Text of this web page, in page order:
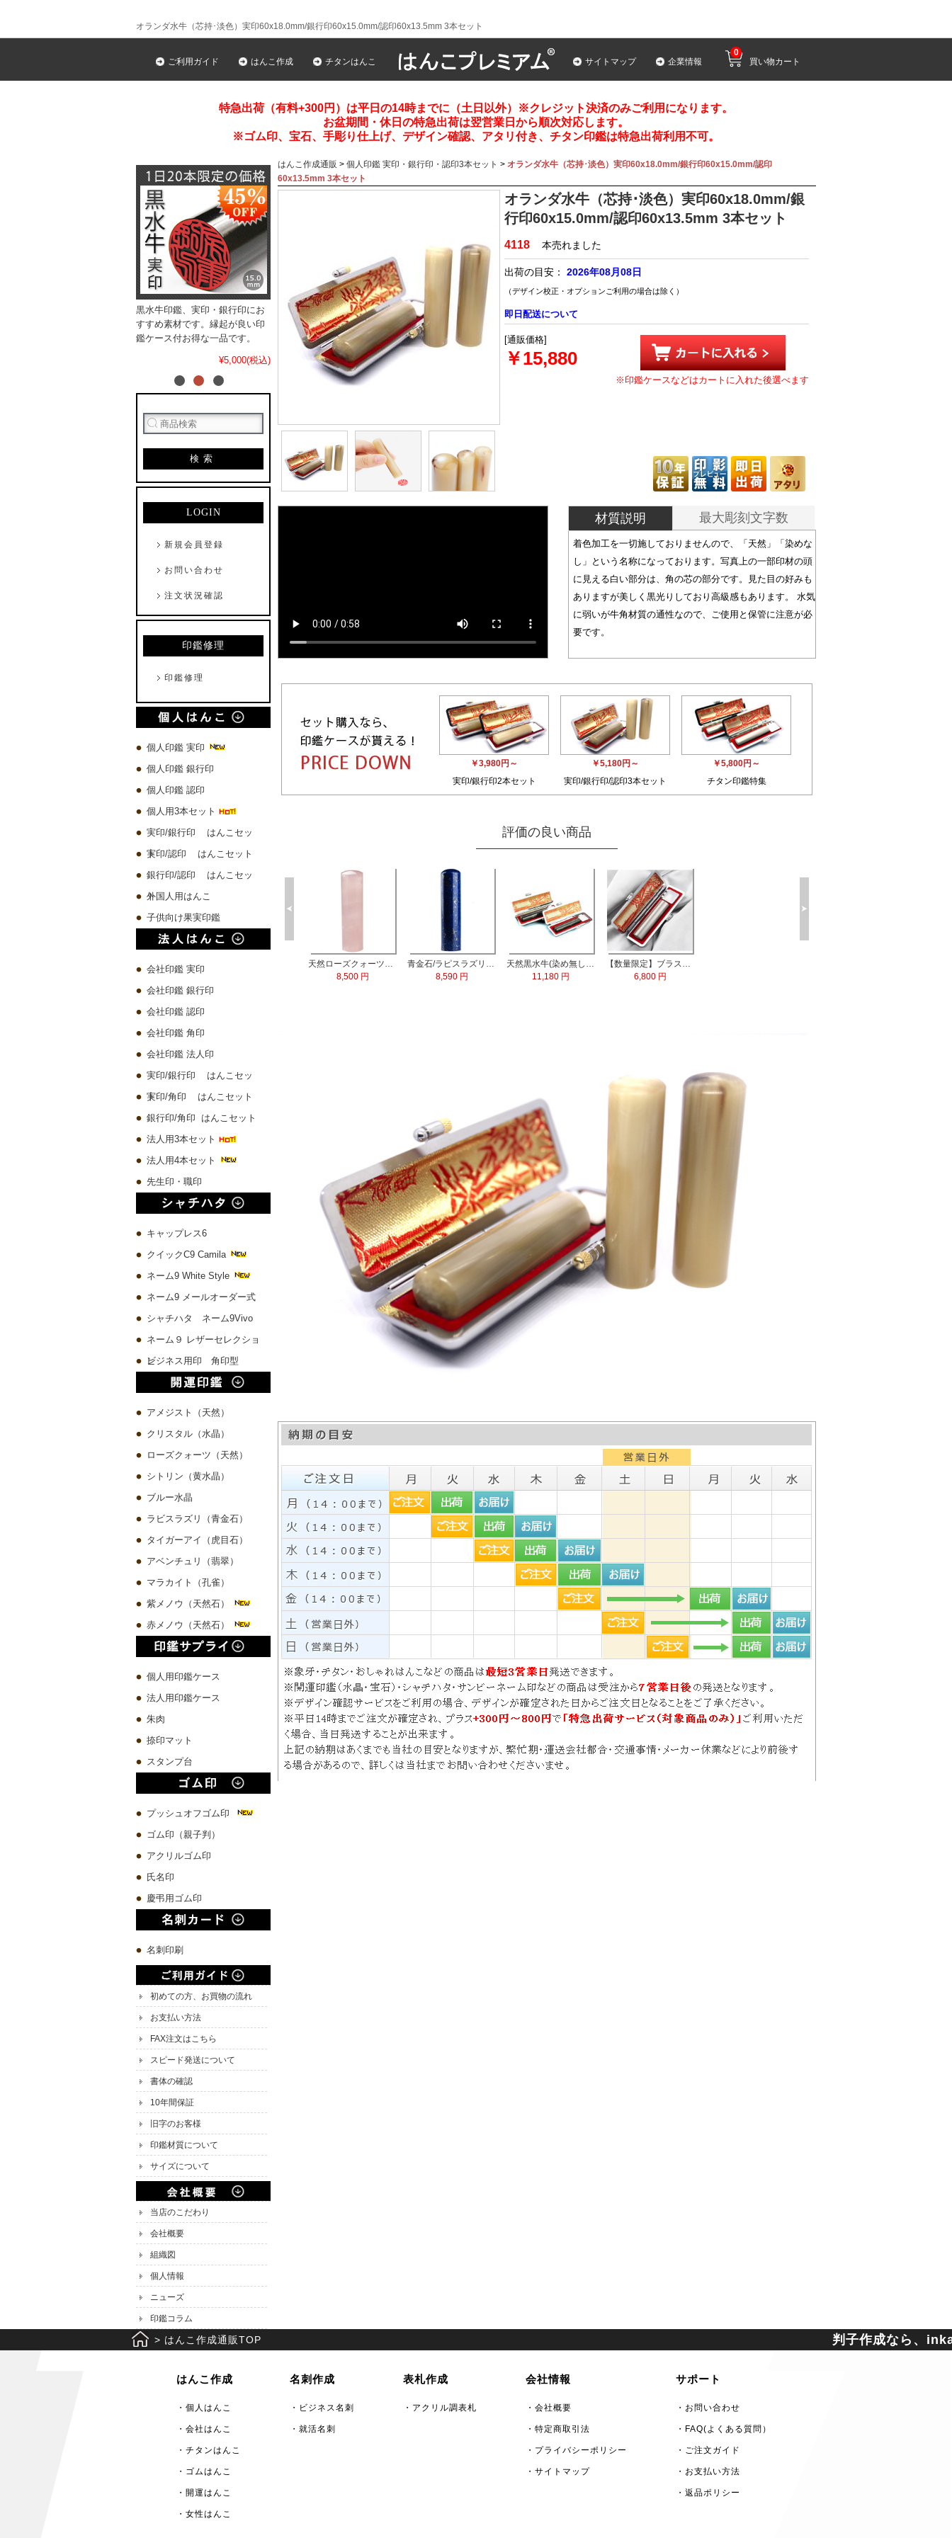
オランダ水牛（芯持･淡色）実印60x18.0mm/銀行印60x15.0mm/認印60x13.5mm 3本セット
ご利用ガイド はんこ作成 チタンはんこ サイトマップ 企業情報 買い物カート
0
特急出荷（有料+300円）は平日の14時までに（土日以外）※クレジット決済のみご利用になります。
お盆期間・休日の特急出荷は翌営業日から順次対応します。
※ゴム印、宝石、手彫り仕上げ、デザイン確認、アタリ付き、チタン印鑑は特急出荷利用不可。
黒水牛印鑑、実印・銀行印にお
すすめ素材です。縁起が良い印
鑑ケース付お得な一品です。
¥5,000(税込)
検索
LOGIN
新規会員登録
お問い合わせ
注文状況確認
印鑑修理
印鑑修理
個人印鑑 実印
個人印鑑 銀行印
個人印鑑 認印
個人用3本セット
実印/銀行印 はんこセッ
ト
実印/認印 はんこセット
銀行印/認印 はんこセッ
ト
外国人用はんこ
子供向け果実印鑑
会社印鑑 実印
会社印鑑 銀行印
会社印鑑 認印
会社印鑑 角印
会社印鑑 法人印
実印/銀行印 はんこセッ
ト
実印/角印 はんこセット
銀行印/角印 はんこセット
法人用3本セット
法人用4本セット
先生印・職印
キャップレス6
クイックC9 Camila
ネーム9 White Style
ネーム9 メールオーダー式
シャチハタ ネーム9Vivo
ネーム９ レザーセレクショ
ン
ビジネス用印 角印型
アメジスト（天然）
クリスタル（水晶）
ローズクォーツ（天然）
シトリン（黄水晶）
ブルー水晶
ラビスラズリ（青金石）
タイガーアイ（虎目石）
アベンチュリ（翡翠）
マラカイト（孔雀）
紫メノウ（天然石）
赤メノウ（天然石）
個人用印鑑ケース
法人用印鑑ケース
朱肉
捺印マット
スタンプ台
プッシュオフゴム印
ゴム印（親子判）
アクリルゴム印
氏名印
慶弔用ゴム印
名刺印刷
初めての方、お買物の流れ
お支払い方法
FAX注文はこちら
スピード発送について
書体の確認
10年間保証
旧字のお客様
印鑑材質について
サイズについて
当店のこだわり
会社概要
組織図
個人情報
ニューズ
印鑑コラム
はんこ作成通販 > 個人印鑑 実印・銀行印・認印3本セット > オランダ水牛（芯持･淡色）実印60x18.0mm/銀行印60x15.0mm/認印
60x13.5mm 3本セット
オランダ水牛（芯持･淡色）実印60x18.0mm/銀
行印60x15.0mm/認印60x13.5mm 3本セット
4118 本売れました
出荷の目安： 2026年08月08日
（デザイン校正・オプションご利用の場合は除く）
即日配送について
[通販価格]
￥15,880
※印鑑ケースなどはカートに入れた後選べます
材質説明 最大彫刻文字数
着色加工を一切施しておりませんので、「天然」「染めな
し」という名称になっております。写真上の一部印材の頭
に見える白い部分は、角の芯の部分です。見た目の好みも
ありますが美しく黒光りしており高級感もあります。 水気
に弱いが牛角材質の通性なので、ご使用と保管に注意が必
要です。
￥3,980円～
実印/銀行印2本セット
￥5,180円～
実印/銀行印/認印3本セット
￥5,800円～
チタン印鑑特集
評価の良い商品
琥珀樹脂印鑑 ケース付き【一日10本限定】
4,500 円
天然ローズクォーツ水晶 実印13.5mm
8,500 円
青金石/ラピスラズリ 実印60x15.0mm
8,590 円
天然黒水牛(染め無し) 実印60x16.5mm/銀行印60x13.5mm 2本セット
11,180 円
【数量限定】ブラストチタン印鑑 印鑑ケース付
6,800 円
> はんこ作成通販TOP 判子作成なら、
はんこ作成
・個人はんこ
・会社はんこ
・チタンはんこ
・ゴムはんこ
・開運はんこ
・女性はんこ
名刺作成
・ビジネス名刺
・就活名刺
表札作成
・アクリル調表札
会社情報
・会社概要
・特定商取引法
・プライバシーポリシー
・サイトマップ
サポート
・お問い合わせ
・FAQ(よくある質問）
・ご注文ガイド
・お支払い方法
・返品ポリシー